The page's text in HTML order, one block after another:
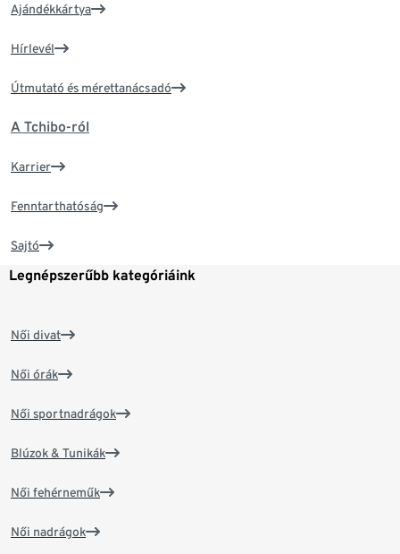
Ajándékkártya
Hírlevél
Útmutató és mérettanácsadó
A Tchibo-ról
Karrier
Fenntarthatóság
Sajtó
Legnépszerűbb kategóriáink
Női divat
Női órák
Női sportnadrágok
Blúzok & Tunikák
Női fehérneműk
Női nadrágok